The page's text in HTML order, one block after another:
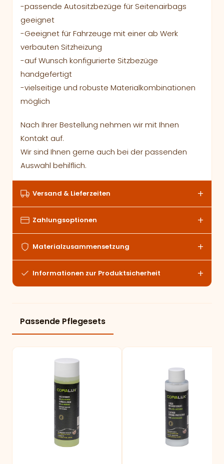
-passende Autositzbezüge für Seitenairbags
geeignet
-Geeignet für Fahrzeuge mit einer ab Werk
verbauten Sitzheizung
-auf Wunsch konfigurierte Sitzbezüge
handgefertigt
-vielseitige und robuste Materialkombinationen
möglich
Nach Ihrer Bestellung nehmen wir mit Ihnen
Kontakt auf.
Wir sind Ihnen gerne auch bei der passenden
Auswahl behilflich.
Versand & Lieferzeiten
Zahlungsoptionen
Materialzusammensetzung
Informationen zur Produktsicherheit
Passende Pflegesets